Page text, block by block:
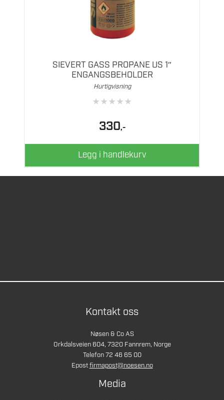
SIEVERT GASS PROPANE US 1″
ENGANGSBEHOLDER
Hurtigvisning
★★★★★
330,-
Legg i handlekurv
Kontakt oss
Nøsen & Co AS
Orkdalsveien 604, 7320 Fannrem, Norge
Telefon 72 46 65 00
Epostfirmapost@noesen.no
Media